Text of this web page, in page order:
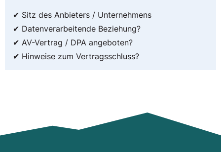
✔ Sitz des Anbieters / Unternehmens
✔ Datenverarbeitende Beziehung?
✔ AV-Vertrag / DPA angeboten?
✔ Hinweise zum Vertragsschluss?